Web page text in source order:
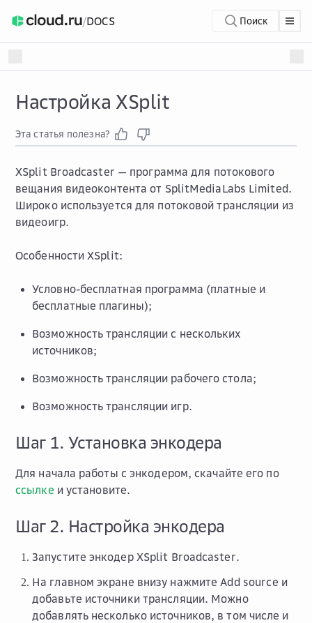
/DOCS Поиск
Настройка XSplit
Эта статья полезна?
XSplit Broadcaster — программа для потокового
вещания видеоконтента от SplitMediaLabs Limited.
Широко используется для потоковой трансляции из
видеоигр.
Особенности XSplit:
Условно-бесплатная программа (платные и
бесплатные плагины);
Возможность трансляции с нескольких
источников;
Возможность трансляции рабочего стола;
Возможность трансляции игр.
Шаг 1. Установка энкодера
Для начала работы с энкодером, скачайте его по
ссылке и установите.
Шаг 2. Настройка энкодера
Запустите энкодер XSplit Broadcaster.
На главном экране внизу нажмитеAdd source и
добавьте источники трансляции. Можно
добавлять несколько источников, в том числе и